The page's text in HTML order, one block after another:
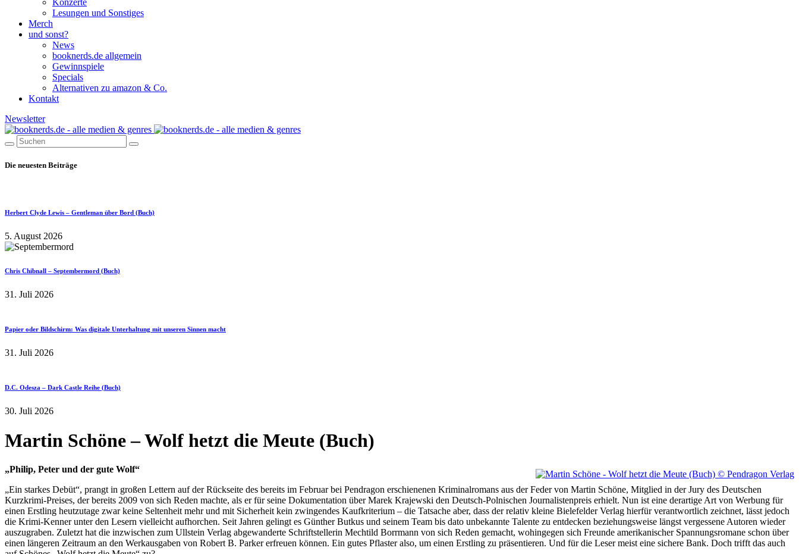
Konzerte
Lesungen und Sonstiges
Merch
und sonst?
News
booknerds.de allgemein
Gewinnspiele
Specials
Alternativen zu amazon & Co.
Kontakt
Newsletter
Die neuesten Beiträge
Herbert Clyde Lewis – Gentleman über Bord (Buch)
5. August 2026
Chris Chibnall – Septembermord (Buch)
31. Juli 2026
Papier oder Bildschirm: Was digitale Unterhaltung mit unseren Sinnen macht
31. Juli 2026
D.C. Odesza – Dark Castle Reihe (Buch)
30. Juli 2026
Martin Schöne – Wolf hetzt die Meute (Buch)
„Philip, Peter und der gute Wolf“
„Ein starkes Debüt“, prangt in großen Lettern auf der Rückseite des bereits im Februar bei Pendragon erschienenen Kriminalromans aus der Feder von Martin Schöne, Mitglied in der Jury des Deutschen
Kurzkrimi-Preises, der bereits 2009 von sich Reden machte, als er für seine Dokumentation über Marek Krajewski den Deutsch-Polnischen Journalistenpreis erhielt. Nun ist eine derartige Art von Werbung für
einen Erstling heutzutage zwar keine Seltenheit mehr und mit Sicherheit kein zwingendes Kaufkriterium – die Tatsache aber, dass der relativ kleine Bielefelder Verlag hierfür verantwortlich zeichnet, lässt jedoch
die Krimi-Kenner unter den Lesern vielleicht aufhorchen. Seit Jahren gelingt es Günther Butkus und seinem Team bis dato unbekannte Talente zu entdecken beziehungsweise längst vergessene Autoren wieder
auszugraben. Zuletzt hat die inzwischen zum Ullstein Verlag abgewanderte Schriftstellerin Mechtild Borrmann von sich Reden gemacht, wohingegen sich Freunde amerikanischer Spannungsromane schon über
einen längeren Zeitraum an den Werkausgaben von Robert B. Parker erfreuen können. Ein gutes Pflaster also, um einen Erstling zu präsentieren. Und für die Leser meist eine sichere Bank. Doch trifft das auch